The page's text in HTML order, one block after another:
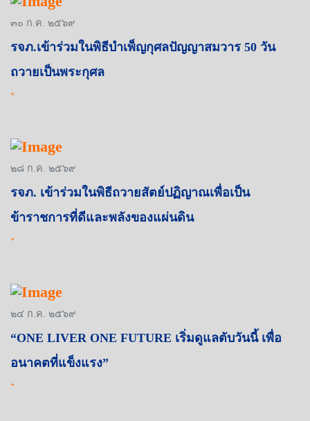
๓๐ ก.ค. ๒๕๖๙
รจภ.เข้าร่วมในพิธีบำเพ็ญกุศลปัญญาสมวาร 50 วัน
ถวายเป็นพระกุศล
+
๒๘ ก.ค. ๒๕๖๙
รจภ. เข้าร่วมในพิธีถวายสัตย์ปฏิญาณเพื่อเป็น
ข้าราชการที่ดีและพลังของแผ่นดิน
+
๒๔ ก.ค. ๒๕๖๙
“ONE LIVER ONE FUTURE เริ่มดูแลตับวันนี้ เพื่อ
อนาคตที่แข็งแรง”
+